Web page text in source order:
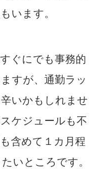
います。
ぐにでも事務的
すが、通勤ラッ
いかもしれませ
ケジュールも不
含めて１カ月程
いところです。